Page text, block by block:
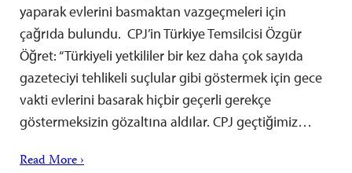
yaparak evlerini basmaktan vazgeçmeleri için
çağrıda bulundu. CPJ’in Türkiye Temsilcisi Özgür
Öğret: “Türkiyeli yetkililer bir kez daha çok sayıda
gazeteciyi tehlikeli suçlular gibi göstermek için gece
vakti evlerini basarak hiçbir geçerli gerekçe
göstermeksizin gözaltına aldılar. CPJ geçtiğimiz…
Read More ›